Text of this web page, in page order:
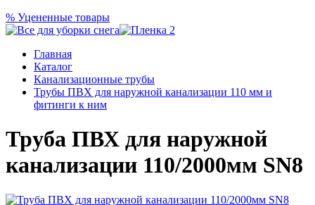
% Уцененные товары
Главная
Каталог
Канализационные трубы
Трубы ПВХ для наружной канализации 110 мм и
фитинги к ним
Труба ПВХ для наружной
канализации 110/2000мм SN8